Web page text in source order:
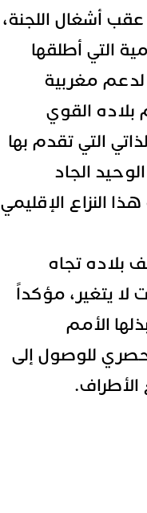
أشغال اللجنة،
التي أطلقها
مغربية
القوي
التي تقدم بها
الجاد
النزاع الإقليمي
تجاه
يتغير، مؤكداً
الأمم
للوصول إلى